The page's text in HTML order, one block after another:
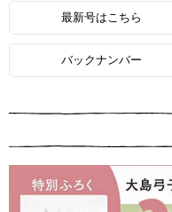
最新号はこちら
バックナンバー